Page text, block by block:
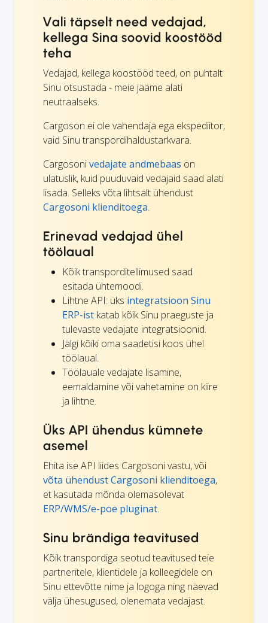
Vali täpselt need vedajad,
kellega Sina soovid koostööd
teha
Vedajad, kellega koostööd teed, on puhtalt
Sinu otsustada - meie jääme alati
neutraalseks.
Cargoson ei ole vahendaja ega ekspediitor,
vaid Sinu transpordihaldustarkvara.
Cargosonivedajate andmebaas on
ulatuslik, kuid puuduvaid vedajaid saad alati
lisada. Selleks võta lihtsalt ühendust
Cargosoni klienditoega.
Erinevad vedajad ühel
töölaual
Kõik transporditellimused saad
esitada ühtemoodi.
Lihtne API: üks integratsioon Sinu
ERP-ist katab kõik Sinu praeguste ja
tulevaste vedajate integratsioonid.
Jälgi kõiki oma saadetisi koos ühel
töölaual.
Töölauale vedajate lisamine,
eemaldamine või vahetamine on kiire
ja lihtne.
Üks API ühendus kümnete
asemel
Ehita ise API liides Cargosoni vastu, või
võta ühendust Cargosoni klienditoega,
et kasutada mõnda olemasolevat
ERP/WMS/e-poe pluginat.
Sinu brändiga teavitused
Kõik transpordiga seotud teavitused teie
partneritele, klientidele ja kolleegidele on
Sinu ettevõtte nime ja logoga ning näevad
välja ühesugused, olenemata vedajast.